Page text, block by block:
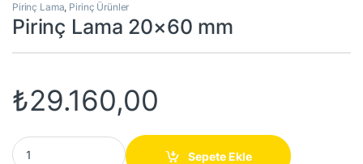
Pirinç Lama, Pirinç Ürünler
Pirinç Lama 20×60 mm
₺29.160,00
Pirinç Lama 20x60 mm quantity
Sepete Ekle